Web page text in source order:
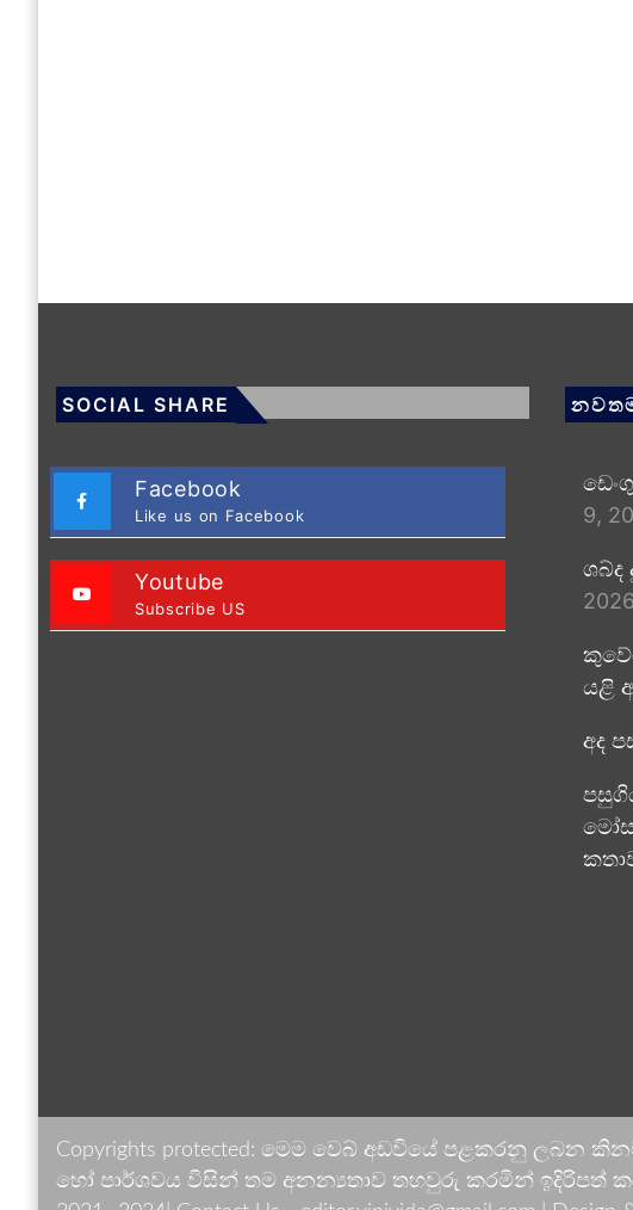
SOCIAL SHARE
Facebook
Like us on Facebook
Youtube
Subscribe US
9,
ශබ්ද
2026
යළි
අද
Copyrights protected: මෙම වෙබ් අඩවියේ පළකරනු
හෝ පාර්ශවය විසින් තම අනන්‍යතාව තහවුරු කරමින් ඉදිරිපත්